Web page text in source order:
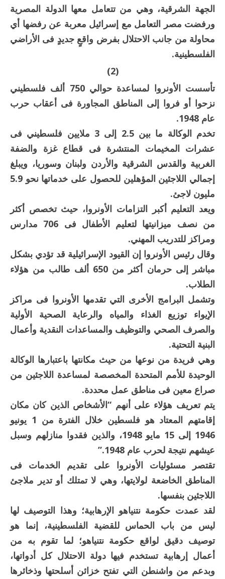
الجهة الشرقية، وهي من تتعامل معها الدولة المصرية
ورفضت مصر التعامل مع إسرائيل معربة عن رفضها أي
محاولة من جانب الاحتلال بفرض واقعٍ جديدٍ فى الأراضي
الفلسطينية.
تأسست الأونروا لمساعدة حوالي 750 ألف فلسطيني
نزحوا أو فروا إلى المناطق المجاورة فى أعقاب حرب
عام 1948.
تخدم الوكالة ما بين 2.5 إلى 3 ملايين فلسطيني فى
عشرات المخيمات المنتشرة فى قطاع غزة والضفة
الغربية والقدس الشرقية والأردن ولبنان وسوريا، ويبلغ
إجمالي اللاجئين المؤهلين للحصول على خدماتها نحو 5.9
مليون لاجئ.
ويعد التعليم أكبر التزامات الأونروا، حيث تخصص أكثر
من نصف ميزانيتها لتعليم الأطفال فى 706 مدارس
ومراكز للتدريب المهني.
وقال رئيس الأونروا إن القيود الإسرائيلية قد تؤدي بشكل
مباشر إلى حرمان أكثر من 650 ألف طالب من هؤلاء
الطلاب.
وتشمل البرامج الأخرى التي تقدمها الأونروا فى مراكز
الإيواء توزيع الغذاء والمياه والرعاية الصحية الأولية
والصرف الصحي والتوظيف والمساعدات النقدية وأعمال
البنية التحتية.
وهي فريدة من نوعها من حيث مكانتها باعتبارها الوكالة
الوحيدة للأمم المتحدة المخصصة لمساعدة اللاجئين من
صراع معين فى مناطق عمل محددة.
يتم تعريف هؤلاء على أنهم “الأشخاص الذين كان مكان
إقامتهم المعتاد هو فلسطين خلال الفترة من 1 يونيو
1946 إلى 15 مايو 1948، والذين فقدوا منازلهم وسبل
عيشهم نتيجة لحرب عام 1948.”
تقتصر مسئوليات الأونروا على تقديم الخدمات فى
المناطق الخاضعة لولايتها، وهي لا تمتلك أو تدير ملاجئ
اللاجئين بنفسها.
لقد عمدت حكومة نتنياهو الإرهابية؛ وهذا التوصيف لها
ليس من باب الحماس للقضية الفلسطينية، إنما هو
توصيف دقيق لواقع حكومة نتنياهو؛ لما تقوم به من
أعمال إرهابية تستخدم فيها دولة الاحتلال كل أدواتها،
وبدعم من واشنطن التي تفتح خزائن أسلحتها وذخائرها